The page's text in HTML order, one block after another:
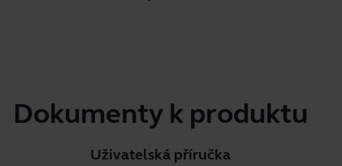
Dokumenty k produktu
Uživatelská příručka